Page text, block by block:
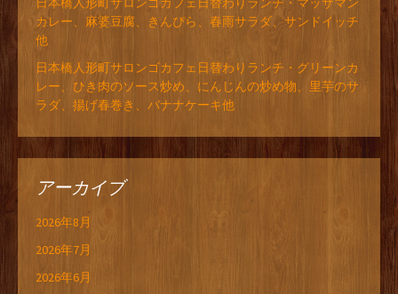
カレー、麻婆豆腐、きんぴら、春雨サラダ、サンドイッチ
他
日本橋人形町サロンゴカフェ日替わりランチ・グリーンカ
レー、ひき肉のソース炒め、にんじんの炒め物、里芋のサ
ラダ、揚げ春巻き、バナナケーキ他
アーカイブ
2026年8月
2026年7月
2026年6月